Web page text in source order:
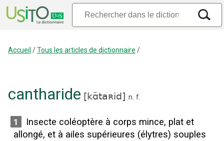
Accueil /Tous les articles de dictionnaire /
cantharide [kɑ̃taʀid] n. f.
1
Insecte coléoptère à corps mince, plat et
allongé, et à ailes supérieures (élytres) souples